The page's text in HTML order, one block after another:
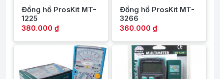
Đồng hồ ProsKit MT-
1225
380.000 ₫
Đồng hồ ProsKit MT-
3266
360.000 ₫